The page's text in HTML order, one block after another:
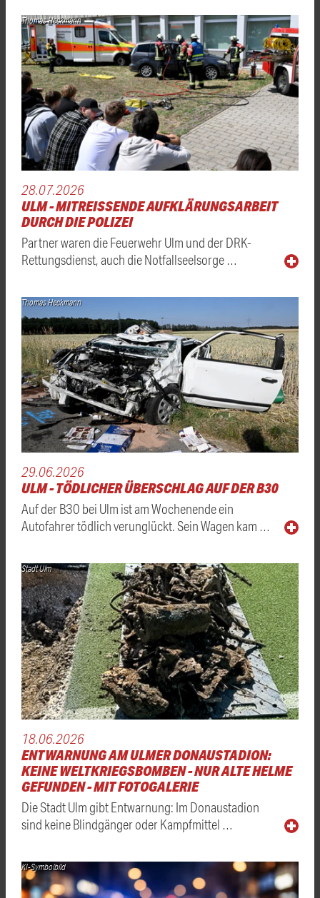
Thomas Heckmann
28.07.2026
ULM - MITREISSENDE AUFKLÄRUNGSARBEIT D
URCH DIE POLIZEI
Partner waren die Feuerwehr Ulm und der DRK-
Rettungsdienst, auch die Notfallseelsorge …
Thomas Heckmann
29.06.2026
ULM - TÖDLICHER ÜBERSCHLAG AUF DER B30
Auf der B30 bei Ulm ist am Wochenende ein
Autofahrer tödlich verunglückt. Sein Wagen kam …
Stadt Ulm
18.06.2026
ENTWARNUNG AM ULMER DONAUSTADION:
KEINE WELTKRIEGSBOMBEN - NUR ALTE HELME
GEFUNDEN - MIT FOTOGALERIE
Die Stadt Ulm gibt Entwarnung: Im Donaustadion
sind keine Blindgänger oder Kampfmittel …
KI-Symbolbild